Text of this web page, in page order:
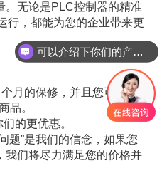
。无论是PLC控制器的精准
行，都能为您的企业带来更
月的保修，并且您可以在
品。
的更优惠。
题”是我们的信念，如果您
我们将尽力满足您的价格并
可以介绍下你们的产品么